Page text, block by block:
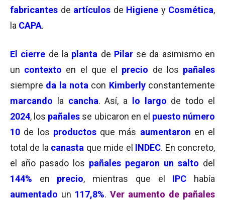
fabricantes de artículos de Higiene y Cosmética,
la CAPA.
El cierre de la planta de Pilar se da asimismo en
un contexto en el que el precio de los pañales
siempre da la nota con Kimberly constantemente
marcando
la cancha. Así, a lo largo de todo el
2024, los pañales se ubicaron en el puesto número
10 de los productos que más aumentaron en el
total de la canasta que mide el INDEC. En concreto,
el año pasado los pañales pegaron un salto del
144%
en precio, mientras que el IPC
había
aumentado un 117,8%. Ver aumento de pañales